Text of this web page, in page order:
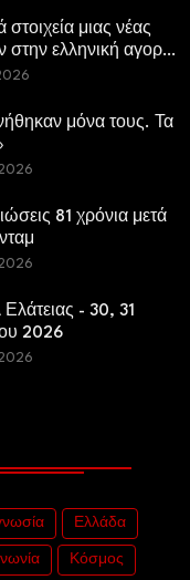
μιας νέας
στην ελληνική αγορά
μόνα τους. Τα
81 χρόνια μετά
- 30, 31
2026
Ελλάδα
Κόσμος